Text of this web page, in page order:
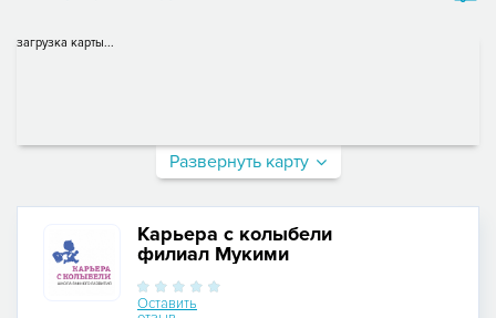
загрузка карты...
Развернуть карту
Карьера с колыбели
филиал Мукими
Оставить